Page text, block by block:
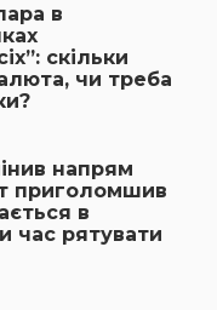
в
скільки
чи треба
напрям
приголомшив
в
час рятувати